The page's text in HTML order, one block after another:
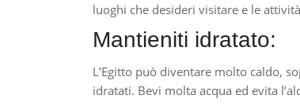
luoghi che desideri visitare e le
Mantieniti idratato:
L’Egitto può diventare molto caldo,
idratati. Bevi molta acqua ed evita